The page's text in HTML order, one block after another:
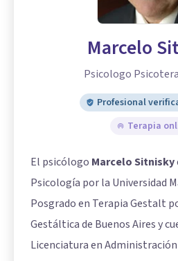
Marcelo
Psicologo
Profesional
Terapia
El psicólogo Marcelo Sitnisky
Psicología por la Universidad
Posgrado en Terapia Gestalt
Gestáltica de Buenos Aires y
Licenciatura en